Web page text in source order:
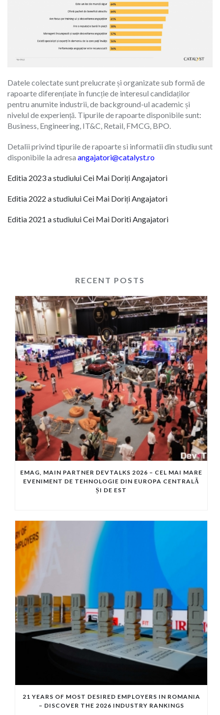
Datele colectate sunt prelucrate și organizate sub formă de
rapoarte diferențiate în funcție de interesul candidaților
pentru anumite industrii, de background-ul academic și
nivelul de experiență. Tipurile de rapoarte disponibile sunt:
Business, Engineering, IT&C, Retail, FMCG, BPO.
Detalii privind tipurile de rapoarte si informatii din studiu sunt
disponibile la adresa angajatori@catalyst.ro
Editia 2023 a studiului Cei Mai Doriți Angajatori
Editia 2022 a studiului Cei Mai Doriți Angajatori
Editia 2021 a studiului Cei Mai Doriti Angajatori
RECENT POSTS
EMAG, MAIN PARTNER DEVTALKS 2026 – CEL MAI MARE
EVENIMENT DE TEHNOLOGIE DIN EUROPA CENTRALĂ
ȘI DE EST
21 YEARS OF MOST DESIRED EMPLOYERS IN ROMANIA
– DISCOVER THE 2026 INDUSTRY RANKINGS